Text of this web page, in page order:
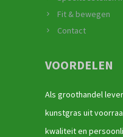
Fit & bewegen
Contact
VOORDELEN
Als groothandel
kunstgras uit
kwaliteit en